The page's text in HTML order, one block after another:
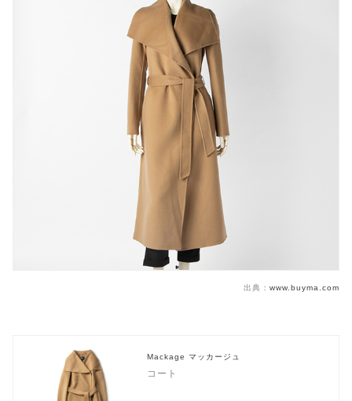
出典： www.buyma.com
Mackage マッカージュ
コート